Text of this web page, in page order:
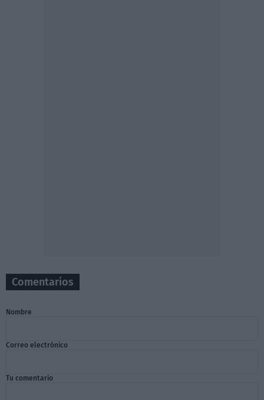
Comentarios
Nombre
Correo electrónico
Tu comentario